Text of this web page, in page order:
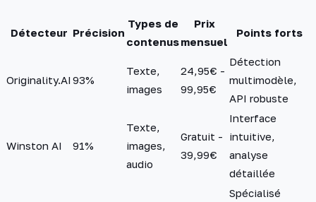
Détecteur Précision
Types de
contenus
Prix
mensuel
Points forts
Originality.AI 93%
Texte,
images
24,95€ -
99,95€
Détection
multimodèle,
API robuste
Winston AI 91%
Texte,
images,
audio
Gratuit -
39,99€
Interface
intuitive,
analyse
détaillée
Spécialisé